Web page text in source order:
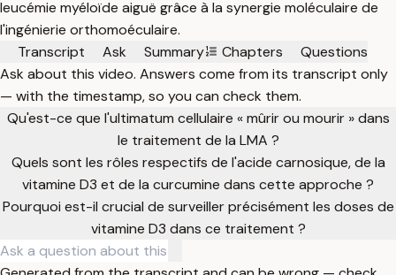
leucémie myéloïde aiguë grâce à la synergie moléculaire de
l'ingénierie orthomoéculaire.
Transcript
Ask Summary Chapters
Questions
Ask about this video. Answers come from its transcript only
— with the timestamp, so you can check them.
Qu'est-ce que l'ultimatum cellulaire « mûrir ou mourir » dans
le traitement de la LMA ?
Quels sont les rôles respectifs de l'acide carnosique, de la
vitamine D3 et de la curcumine dans cette approche ?
Pourquoi est-il crucial de surveiller précisément les doses de
vitamine D3 dans ce traitement ?